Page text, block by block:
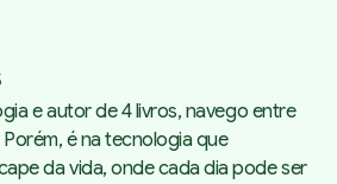
e autor de 4 livros, navego entre
Porém, é na tecnologia que
da vida, onde cada dia pode ser